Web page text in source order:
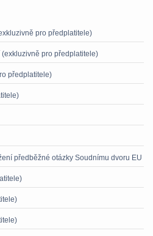
pro předplatitele)
pro předplatitele)
předplatitele)
předběžné otázky Soudnímu dvoru EU